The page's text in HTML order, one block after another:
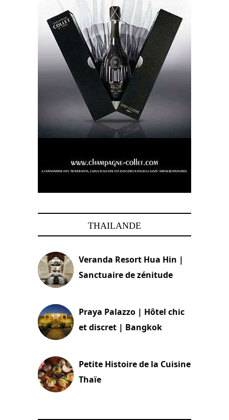
THAILANDE
Veranda Resort Hua Hin |
Sanctuaire de zénitude
Praya Palazzo | Hôtel chic
et discret | Bangkok
Petite Histoire de la Cuisine
Thaïe